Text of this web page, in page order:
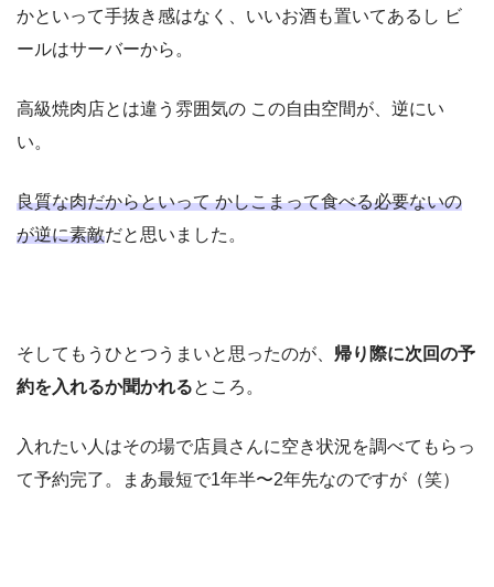
かといって手抜き感はなく、いいお酒も置いてあるし ビ
ールはサーバーから。
高級焼肉店とは違う雰囲気の この自由空間が、逆にい
い。
良質な肉だからといって かしこまって食べる必要ないの
が逆に素敵だと思いました。
そしてもうひとつうまいと思ったのが、 帰り際に次回の予
約を入れるか聞かれるところ。
入れたい人はその場で店員さんに空き状況を調べてもらっ
て予約完了。まあ最短で1年半〜2年先なのですが（笑）